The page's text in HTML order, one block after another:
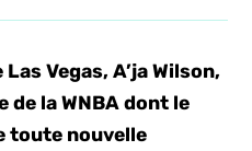
Vegas, A’ja Wilson,
la WNBA dont le
toute nouvelle